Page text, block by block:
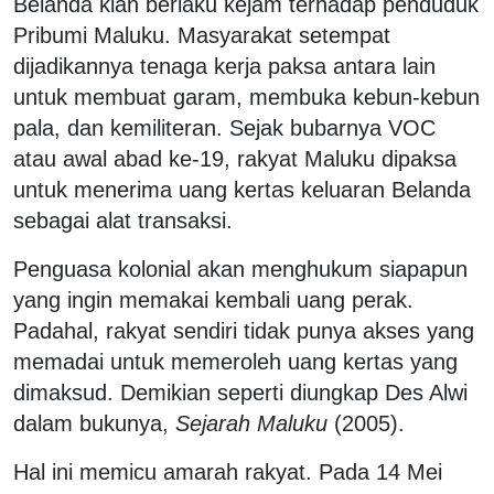
Pribumi Maluku. Masyarakat setempat
dijadikannya tenaga kerja paksa antara lain
untuk membuat garam, membuka kebun-kebun
pala, dan kemiliteran. Sejak bubarnya VOC
atau awal abad ke-19, rakyat Maluku dipaksa
untuk menerima uang kertas keluaran Belanda
sebagai alat transaksi.
Penguasa kolonial akan menghukum siapapun
yang ingin memakai kembali uang perak.
Padahal, rakyat sendiri tidak punya akses yang
memadai untuk memeroleh uang kertas yang
dimaksud. Demikian seperti diungkap Des Alwi
dalam bukunya, Sejarah Maluku (2005).
Hal ini memicu amarah rakyat. Pada 14 Mei